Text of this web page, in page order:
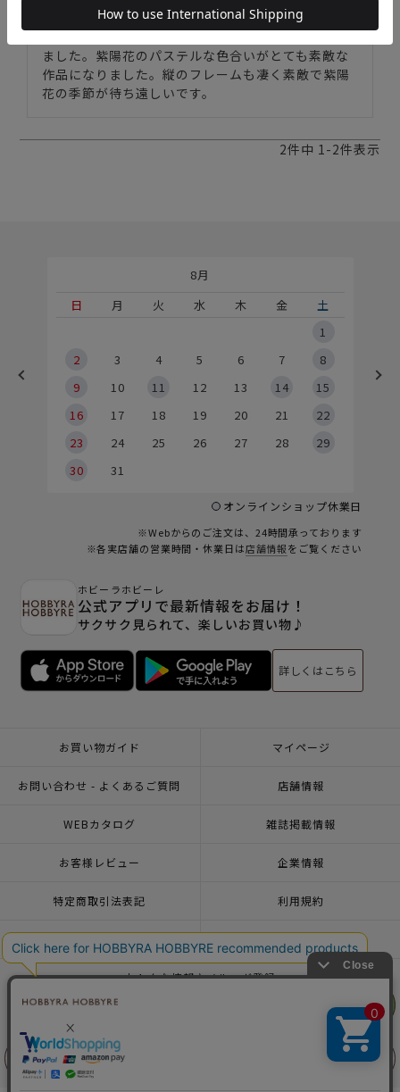
前に戻る
フェア
ました。紫陽花のパステルな色合いがとても素敵な
作品になりました。縦のフレームも凄く素敵で紫陽
花の季節が待ち遠しいです。
2件中 1-2件表示
8月
日
月 火 水 木 金
土
1
2
3 4 5 6 7
8
9
10 11 12 13 14
15
16
17 18 19 20 21
22
23
24 25 26 27 28
29
30
31
オンラインショップ休業日
※Webからのご注文は、24時間承っております
※各実店舗の営業時間・休業日は店舗情報をご覧ください
ホビーラホビーレ
公式アプリで最新情報をお届け！
サクサク見られて、楽しいお買い物♪
詳しくはこちら
お買い物ガイド マイページ
お問い合わせ - よくあるご質問 店舗情報
WEBカタログ 雑誌掲載情報
お客様レビュー 企業情報
特定商取引法表記 利用規約
一緒に働こう♪求人情報
おトクな情報♪メルマガ登録
© 2026 HOBBYRA HOBBYRE CORPORATION ALL Rights Reserved